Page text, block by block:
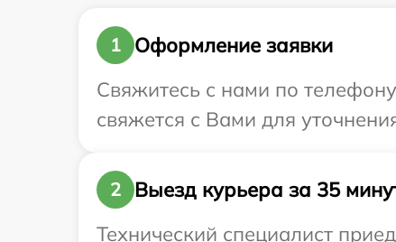
1
Оформление заявки
Свяжитесь с нами по
свяжется с Вами для
2
Выезд курьера за 35
Технический специалист